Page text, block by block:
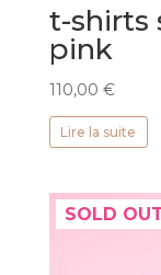
t-shirts
pink
110,00 €
Lire la suite
SOLD